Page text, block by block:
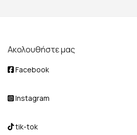
Ακολουθήστε μας
Facebook
Instagram
tik-tok